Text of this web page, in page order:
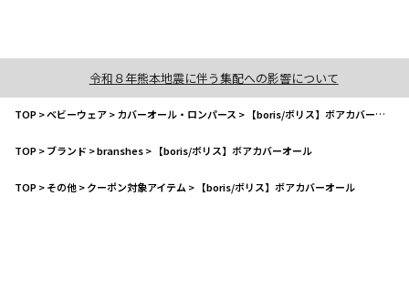
令和８年熊本地震に伴う集配への影響について
TOP>ベビーウェア>カバーオール・ロンパース > 【boris/ボリス】ボアカバーオール
TOP>ブランド >branshes> 【boris/ボリス】ボアカバーオール
TOP>その他>クーポン対象アイテム > 【boris/ボリス】ボアカバーオール